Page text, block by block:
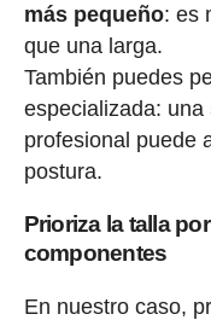
más pequeño: es
que una larga.
También puedes
especializada: una
profesional puede
postura.
Prioriza la talla
componentes
En nuestro caso,